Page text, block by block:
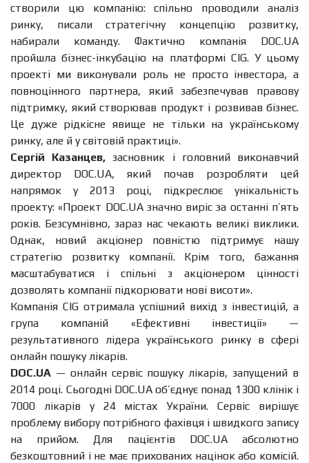
створили цю компанію: спільно проводили аналіз
ринку, писали стратегічну концепцію розвитку,
набирали команду. Фактично компанія DOC.UA
пройшла бізнес-інкубацію на платформі CIG. У цьому
проекті ми виконували роль не просто інвестора, а
повноцінного партнера, який забезпечував правову
підтримку, який створював продукт і розвивав бізнес.
Це дуже рідкісне явище не тільки на українському
ринку, але й у світовій практиці».
Сергій Казанцев, засновник і головний виконавчий
директор DOC.UA, який почав розробляти цей
напрямок у 2013 році, підкреслює унікальність
проекту: «Проект DOC.UA значно виріс за останні п’ять
років. Безсумнівно, зараз нас чекають великі виклики.
Однак, новий акціонер повністю підтримує нашу
стратегію розвитку компанії. Крім того, бажання
масштабуватися і спільні з акціонером цінності
дозволять компанії підкорювати нові висоти».
Компанія CIG отримала успішний вихід з інвестицій, а
група компаній «Ефективні інвестиції» —
результативного лідера українського ринку в сфері
онлайн пошуку лікарів.
DOC.UA — онлайн сервіс пошуку лікарів, запущений в
2014 році. Сьогодні DOC.UA об’єднує понад 1300 клінік і
7000 лікарів у 24 містах України. Сервіс вирішує
проблему вибору потрібного фахівця і швидкого запису
на прийом. Для пацієнтів DOC.UA абсолютно
безкоштовний і не має прихованих націнок або комісій.